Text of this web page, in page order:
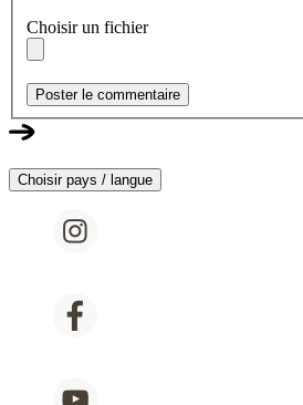
Choisir un fichier
Poster le commentaire
Choisir pays / langue